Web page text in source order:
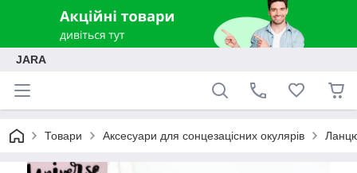
JARA
Товари Аксесуари для сонцезацісних окулярів